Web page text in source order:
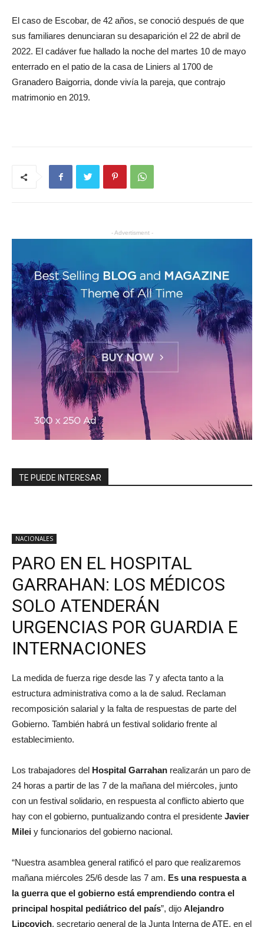
El caso de Escobar, de 42 años, se conoció después de que
sus familiares denunciaran su desaparición el 22 de abril de
2022. El cadáver fue hallado la noche del martes 10 de mayo
enterrado en el patio de la casa de Liniers al 1700 de
Granadero Baigorria, donde vivía la pareja, que contrajo
matrimonio en 2019.
- Advertisment -
TE PUEDE INTERESAR